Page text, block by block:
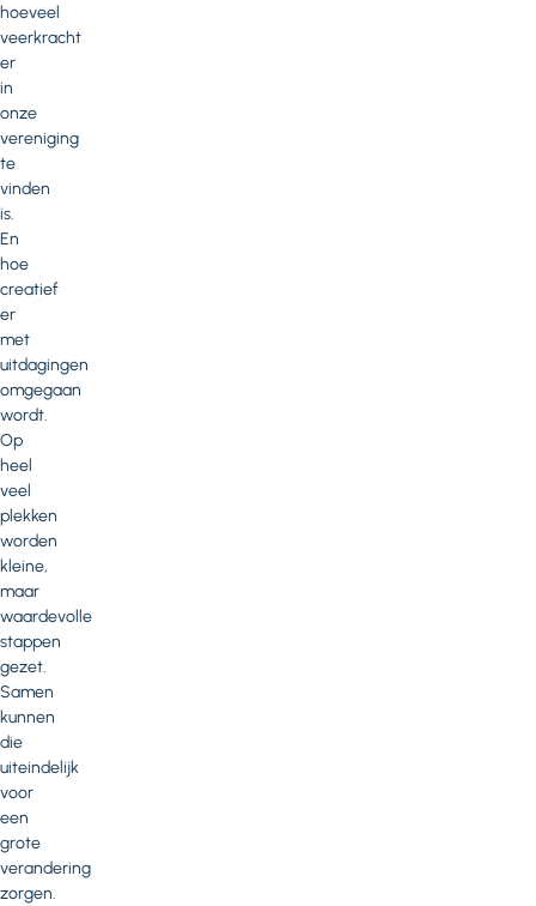
hoeveel
veerkracht
er
in
onze
vereniging
te
vinden
is.
En
hoe
creatief
er
met
uitdagingen
omgegaan
wordt.
Op
heel
veel
plekken
worden
kleine,
maar
waardevolle
stappen
gezet.
Samen
kunnen
die
uiteindelijk
voor
een
grote
verandering
zorgen.